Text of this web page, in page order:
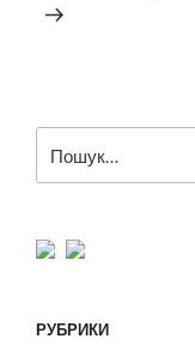
за
РУБРИКИ